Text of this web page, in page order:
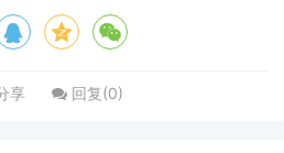
享 回复(0)